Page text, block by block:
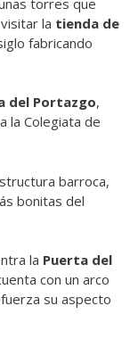
la tienda de
fabricando
del Portazgo,
la Colegiata de
barroca,
bonitas del
la Puerta del
con un arco
su aspecto